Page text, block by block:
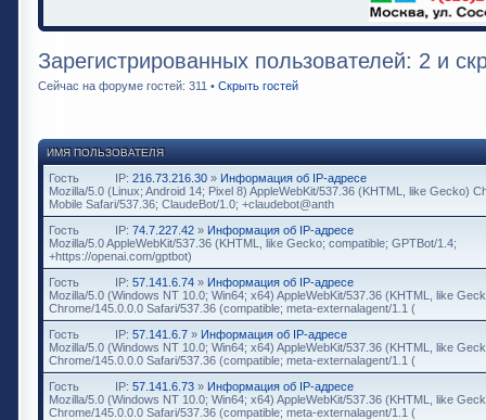
Зарегистрированных пользователей: 2 и
Сейчас на форуме гостей: 311 • Скрыть гостей
ИМЯ ПОЛЬЗОВАТЕЛЯ
Гость IP: 216.73.216.30 » Информация об IP-адресе
Mozilla/5.0 (Linux; Android 14; Pixel 8) AppleWebKit/537.36 (KHTML, like Gecko)
Mobile Safari/537.36; ClaudeBot/1.0; +claudebot@anth
Гость
IP: 74.7.227.42 » Информация об IP-адресе
Mozilla/5.0 AppleWebKit/537.36 (KHTML, like Gecko; compatible; GPTBot/1.4;
+https://openai.com/gptbot)
Гость
IP: 57.141.6.74 » Информация об IP-адресе
Mozilla/5.0 (Windows NT 10.0; Win64; x64) AppleWebKit/537.36 (KHTML, like
Chrome/145.0.0.0 Safari/537.36 (compatible; meta-externalagent/1.1 (
Гость
IP: 57.141.6.7 » Информация об IP-адресе
Mozilla/5.0 (Windows NT 10.0; Win64; x64) AppleWebKit/537.36 (KHTML, like
Chrome/145.0.0.0 Safari/537.36 (compatible; meta-externalagent/1.1 (
Гость
IP: 57.141.6.73 » Информация об IP-адресе
Mozilla/5.0 (Windows NT 10.0; Win64; x64) AppleWebKit/537.36 (KHTML, like
Chrome/145.0.0.0 Safari/537.36 (compatible; meta-externalagent/1.1 (